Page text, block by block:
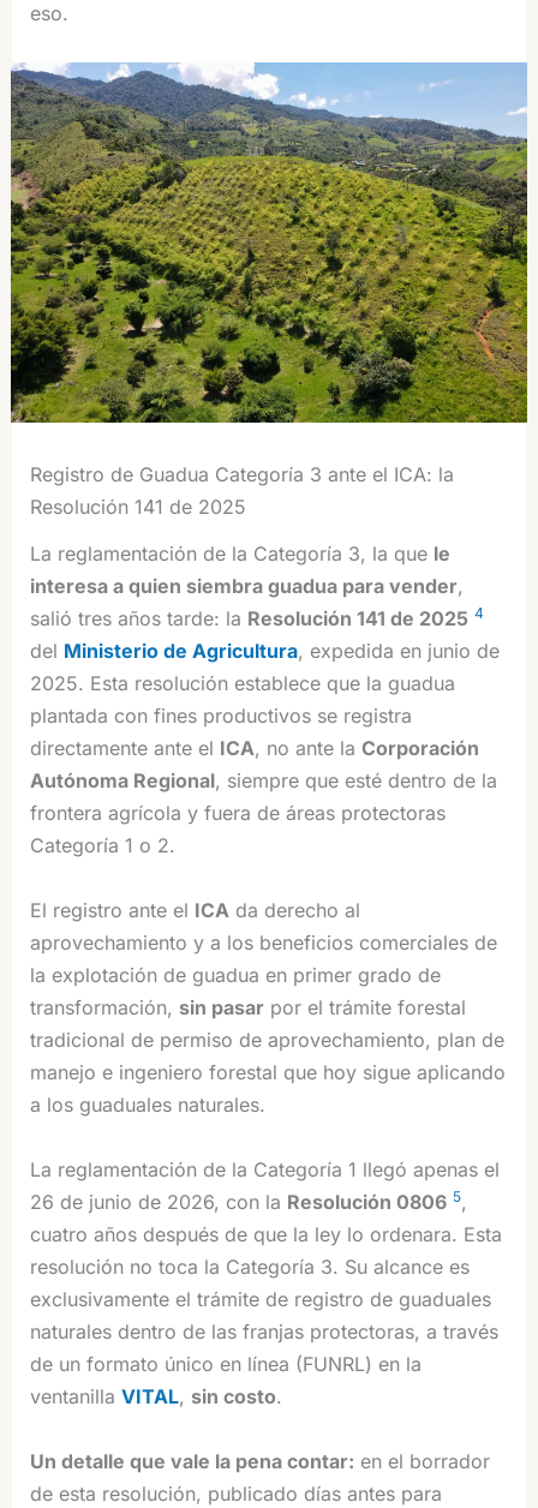
eso.
Registro de Guadua Categoría 3 ante el ICA: la
Resolución 141 de 2025
La reglamentación de la Categoría 3, la que le
interesa a quien siembra guadua para vender,
salió tres años tarde: la Resolución 141 de 2025 4
del Ministerio de Agricultura, expedida en junio de
2025. Esta resolución establece que la guadua
plantada con fines productivos se registra
directamente ante el ICA, no ante la Corporación
Autónoma Regional, siempre que esté dentro de la
frontera agrícola y fuera de áreas protectoras
Categoría 1 o 2.
El registro ante el ICA da derecho al
aprovechamiento y a los beneficios comerciales de
la explotación de guadua en primer grado de
transformación, sin pasar por el trámite forestal
tradicional de permiso de aprovechamiento, plan de
manejo e ingeniero forestal que hoy sigue aplicando
a los guaduales naturales.
La reglamentación de la Categoría 1 llegó apenas el
26 de junio de 2026, con la Resolución 0806 5,
cuatro años después de que la ley lo ordenara. Esta
resolución no toca la Categoría 3. Su alcance es
exclusivamente el trámite de registro de guaduales
naturales dentro de las franjas protectoras, a través
de un formato único en línea (FUNRL) en la
ventanilla VITAL, sin costo.
Un detalle que vale la pena contar: en el borrador
de esta resolución, publicado días antes para